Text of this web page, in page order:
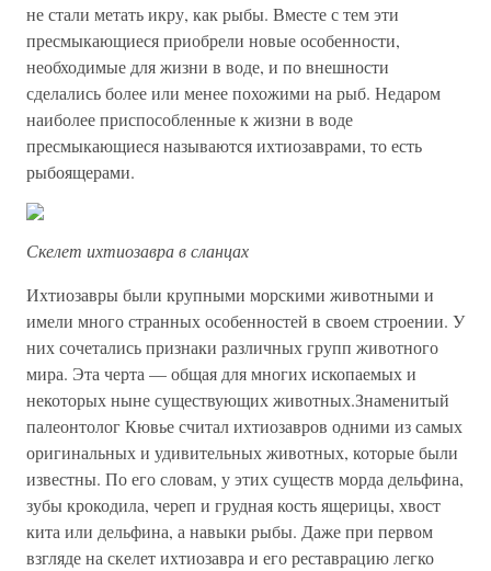
не стали метать икру, как рыбы. Вместе с тем эти
пресмыкающиеся приобрели новые особенности,
необходимые для жизни в воде, и по внешности
сделались более или менее похожими на рыб. Недаром
наиболее приспособленные к жизни в воде
пресмыкающиеся называются ихтиозаврами, то есть
рыбоящерами.
Скелет ихтиозавра в сланцах
Ихтиозавры были крупными морскими животными и
имели много странных особенностей в своем строении. У
них сочетались признаки различных групп животного
мира. Эта черта — общая для многих ископаемых и
некоторых ныне существующих животных.Знаменитый
палеонтолог Кювье считал ихтиозавров одними из самых
оригинальных и удивительных животных, которые были
известны. По его словам, у этих существ морда дельфина,
зубы крокодила, череп и грудная кость ящерицы, хвост
кита или дельфина, а навыки рыбы. Даже при первом
взгляде на скелет ихтиозавра и его реставрацию легко